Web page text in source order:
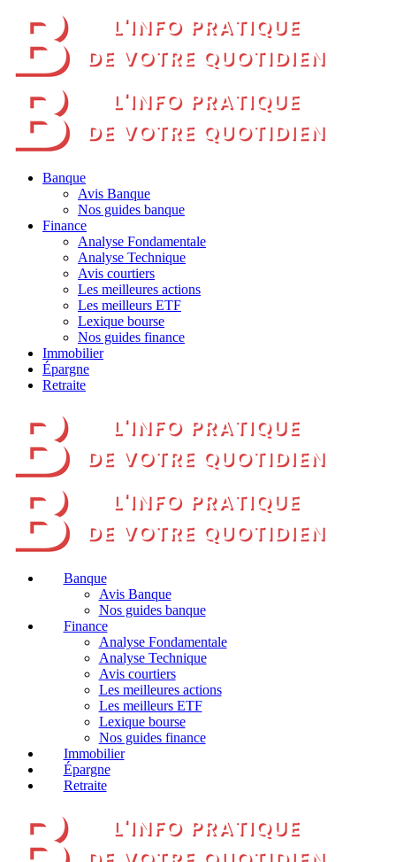
Banque
Avis Banque
Nos guides banque
Finance
Analyse Fondamentale
Analyse Technique
Avis courtiers
Les meilleures actions
Les meilleurs ETF
Lexique bourse
Nos guides finance
Immobilier
Épargne
Retraite
Banque
Avis Banque
Nos guides banque
Finance
Analyse Fondamentale
Analyse Technique
Avis courtiers
Les meilleures actions
Les meilleurs ETF
Lexique bourse
Nos guides finance
Immobilier
Épargne
Retraite